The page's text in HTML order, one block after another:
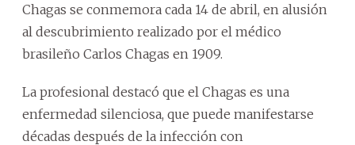
Chagas se conmemora cada 14 de abril, en alusión
al descubrimiento realizado por el médico
brasileño Carlos Chagas en 1909.
La profesional destacó que el Chagas es una
enfermedad silenciosa, que puede manifestarse
décadas después de la infección con